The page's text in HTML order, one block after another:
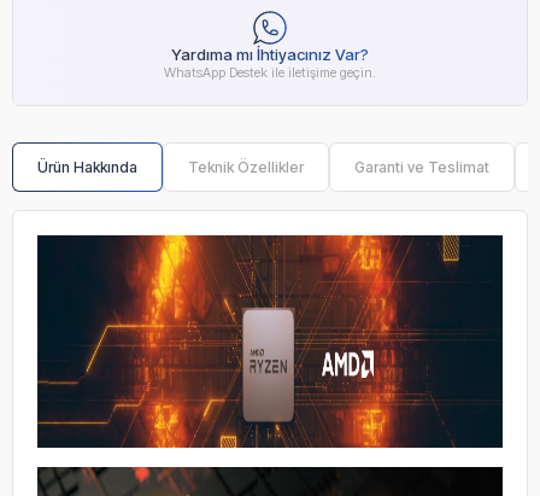
Yardıma mı İhtiyacınız Var?
WhatsApp Destek ile iletişime geçin.
Ürün Hakkında Teknik Özellikler Garanti ve Teslimat